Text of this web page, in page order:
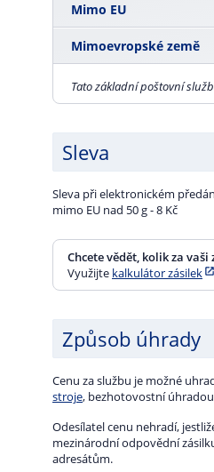
50 g
100 g
250 g
1000 g
2000 g
Mimo EU
50 g
100 g
500 g
1000 g
2000 g
Mimoevropské země
50 g
250 g
500 g
1000 g
2000 g
Tato základní poštovní
Sleva
Sleva při elektronickém
mimo EU nad 50 g - 8 Kč
Chcete vědět, kolik za
Využijte kalkulátor zásilek
Způsob úhrady
Cenu za službu je možné
stroje, bezhotovostní
Odesílatel cenu nehradí,
mezinárodní odpovědní
adresátům.